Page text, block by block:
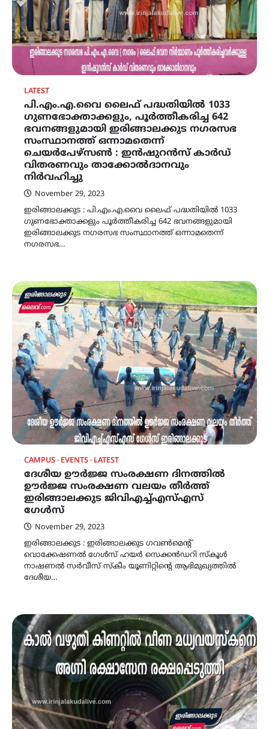
LATEST
പി.എം.എ.വൈ ലൈഫ് പദ്ധതിയിൽ 1033
ഗുണഭോക്താക്കളും, പൂർത്തീകരിച്ച 642
ഭവനങ്ങളുമായി ഇരിങ്ങാലക്കുട നഗരസഭ
സംസ്ഥാനത്ത് ഒന്നാമതെന്ന്
ചെയർപേഴ്സൺ : ഇൻഷുറൻസ് കാർഡ്
വിതരണവും താക്കോൽദാനവും
നിർവഹിച്ചു
November 29, 2023
ഇരിങ്ങാലക്കുട : പി.എം.എ.വൈ ലൈഫ് പദ്ധതിയിൽ 1033
ഗുണഭോക്താക്കളും പൂർത്തീകരിച്ച 642 ഭവനങ്ങളുമായി
ഇരിങ്ങാലക്കുട നഗരസഭ സംസ്ഥാനത്ത് ഒന്നാമതെന്ന്
നഗരസഭ…
CAMPUS EVENTS LATEST
ദേശീയ ഊർജ്ജ സംരക്ഷണ ദിനത്തിൽ
ഊർജ്ജ സംരക്ഷണ വലയം തീർത്ത്
ഇരിങ്ങാലക്കുട ജിവിഎച്ച്എസ്എസ്
ഗേൾസ്
November 29, 2023
ഇരിങ്ങാലക്കുട : ഇരിങ്ങാലക്കുട ഗവൺമെന്റ്
വൊക്കേഷണൽ ഗേൾസ് ഹയർ സെക്കൻഡറി സ്കൂൾ
നാഷണൽ സർവീസ് സ്കീം യൂണിറ്റിന്റെ ആഭിമുഖ്യത്തിൽ
ദേശീയ…